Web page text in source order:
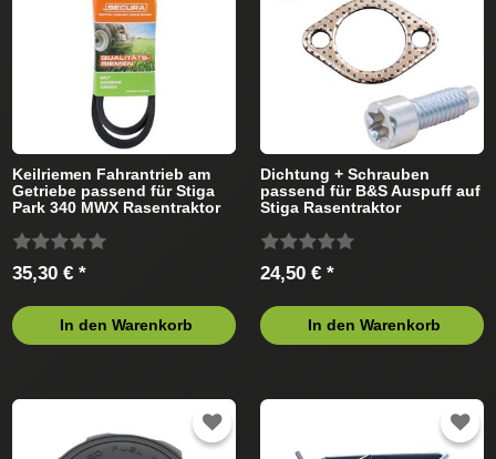
Keilriemen Fahrantrieb am
Getriebe passend für Stiga
Park 340 MWX Rasentraktor
35,30 € *
In den Warenkorb
Dichtung + Schrauben
passend für B&S Auspuff auf
Stiga Rasentraktor
24,50 € *
In den Warenkorb